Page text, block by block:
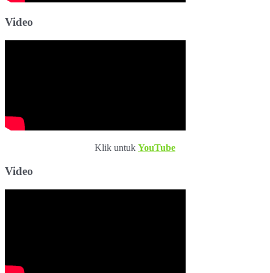
Video
Klik untuk YouTube
Video